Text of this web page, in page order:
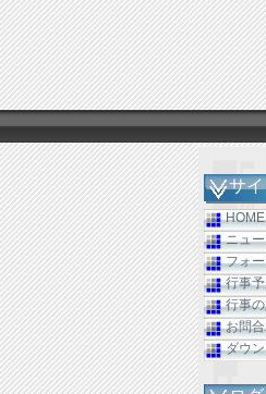
サ
HOME
ニュ
フォ
行事
行事
お問
ダウ